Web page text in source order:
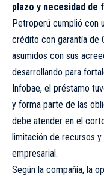
plazo y necesidad
Petroperú cumplió con
crédito con garantía de
asumidos con sus
desarrollando para
Infobae, el préstamo
y forma parte de las
debe atender en el
limitación de recursos
empresarial.
Según la compañía, la